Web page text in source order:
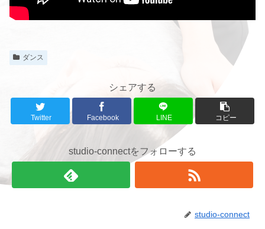
ダンス
シェアする
Twitter Facebook LINE コピー
studio-connectをフォローする
studio-connect